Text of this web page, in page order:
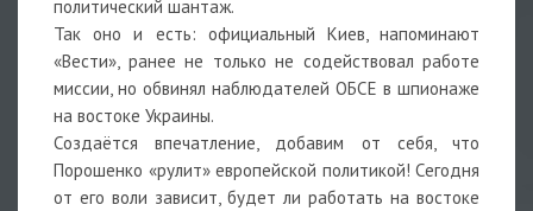
политический шантаж.
Так оно и есть: официальный Киев, напоминают
«Вести», ранее не только не содействовал работе
миссии, но обвинял наблюдателей ОБСЕ в шпионаже
на востоке Украины.
Создаётся впечатление, добавим от себя, что
Порошенко «рулит» европейской политикой! Сегодня
от его воли зависит, будет ли работать на востоке